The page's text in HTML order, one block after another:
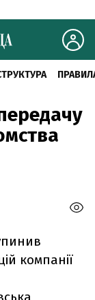
компанії